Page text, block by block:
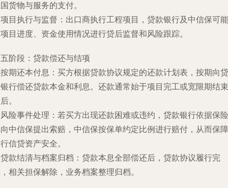
货物与服务的支付。
项目执行与监督 ：出口商执行工程项目，贷款银行及中信保可能
目进度、资金使用情况进行贷后监督和风险跟踪。
阶段：贷款偿还与结项
按期还本付息 ：买方根据贷款协议规定的还款计划表，按期向贷
行偿还贷款本金和利息。还款通常始于项目完工或宽限期结束
。
风险事件处理 ：若买方出现还款困难或违约，贷款银行依据保险
中信保提出索赔，中信保按保单约定比例进行赔付，从而保障
信贷资产安全。
贷款结清与档案归档 ：贷款本息全部偿还后，贷款协议履行完
相关担保解除，业务档案整理归档。